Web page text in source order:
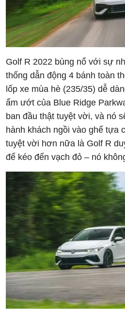
Golf R 2022 bùng nổ với sự
thống dẫn động 4 bánh toàn
lốp xe mùa hè (235/35) dễ
ẩm ướt của Blue Ridge
ban đầu thật tuyệt vời, và nó
hành khách ngồi vào ghế tựa
tuyệt vời hơn nữa là Golf R
để kéo đến vạch đỏ – nó